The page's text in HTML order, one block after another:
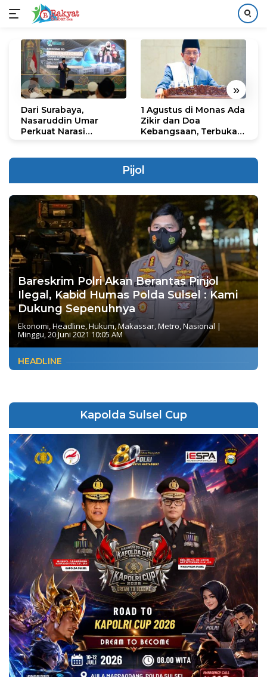
konten
« »
Dari Surabaya,
Nasaruddin Umar
Perkuat Narasi
1 Agustus di Monas Ada
Zikir dan Doa
Kebangsaan, Terbuka
Pijol
Bareskrim Polri Akan Berantas Pinjol
Ilegal, Kabid Humas Polda Sulsel : Kami
Dukung Sepenuhnya
Ekonomi,Headline,Hukum,Makassar,Metro,Nasional |
Minggu, 20 Juni 2021 10:05 AM
HEADLINE
Kapolda Sulsel Cup